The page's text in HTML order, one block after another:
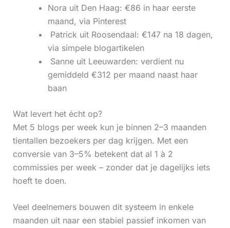
Nora uit Den Haag: €86 in haar eerste
maand, via Pinterest
‍ Patrick uit Roosendaal: €147 na 18 dagen,
via simpele blogartikelen
‍ Sanne uit Leeuwarden: verdient nu
gemiddeld €312 per maand naast haar
baan
Wat levert het écht op?
Met 5 blogs per week kun je binnen 2–3 maanden
tientallen bezoekers per dag krijgen. Met een
conversie van 3–5% betekent dat al 1 à 2
commissies per week – zonder dat je dagelijks iets
hoeft te doen.
Veel deelnemers bouwen dit systeem in enkele
maanden uit naar een stabiel passief inkomen van